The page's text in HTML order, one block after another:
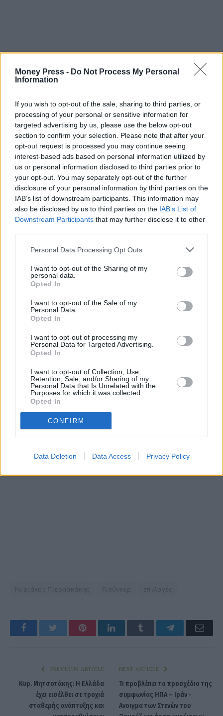
Money Press - Do Not Process My Personal
Information
If you wish to opt-out of the sale, sharing to third parties, or
processing of your personal or sensitive information for
targeted advertising by us, please use the below opt-out
section to confirm your selection. Please note that after your
opt-out request is processed you may continue seeing
interest-based ads based on personal information utilized by
us or personal information disclosed to third parties prior to
your opt-out. You may separately opt-out of the further
disclosure of your personal information by third parties on the
IAB’s list of downstream participants. This information may
also be disclosed by us to third parties on the IAB’s List of
Downstream Participants that may further disclose it to other
Personal Data Processing Opt Outs
I want to opt-out of the Sharing of my
personal data.
Opted In
I want to opt-out of the Sale of my
Personal Data.
Opted In
I want to opt-out of processing my
Personal Data for Targeted Advertising.
Opted In
I want to opt-out of Collection, Use,
Retention, Sale, and/or Sharing of my
Personal Data that Is Unrelated with the
Purposes for which it was collected.
Opted In
CONFIRM
Data Deletion Data Access Privacy Policy
Kυριάκος Πιερρακάκης Γιούνκερ επιλογές
Facebook Twitter PinterestLinkedIn Tumblr Telegram
PREVIOUS ARTICLE
Κυρ. Μητσοτάκης: Η Ελλάδα
έχει εισέλθει σε τροχιά
σταθερής ανάπτυξης και
NEXT ARTICLE
Τι προβλέπει το προσχέδιο της
συμφωνίας ΗΠΑ – Ιράν -
Ανοιγμα των Στενών του